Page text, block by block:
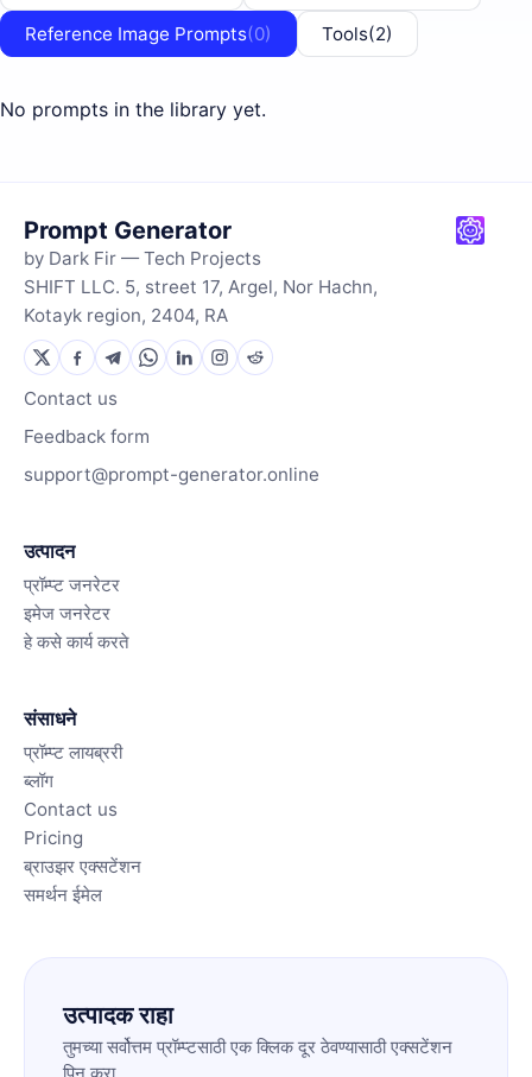
Reference Image Prompts(0) Tools(2)
No prompts in the library yet.
Prompt Generator
by Dark Fir — Tech Projects
SHIFT LLC. 5, street 17, Argel, Nor Hachn,
Kotayk region, 2404, RA
Contact us
Feedback form
support@prompt-generator.online
उत्पादन
प्रॉम्प्ट जनरेटर
इमेज जनरेटर
हे कसे कार्य करते
संसाधने
प्रॉम्प्ट लायब्ररी
ब्लॉग
Contact us
Pricing
ब्राउझर एक्सटेंशन
समर्थन ईमेल
उत्पादक राहा
तुमच्या सर्वोत्तम प्रॉम्प्टसाठी एक क्लिक दूर ठेवण्यासाठी एक्सटेंशन